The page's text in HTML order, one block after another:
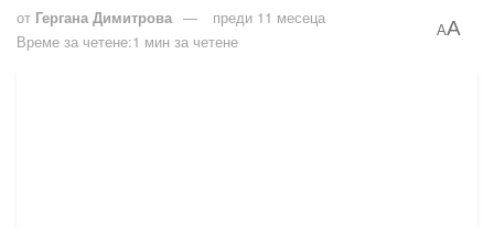
от Гергана Димитрова
преди 11 месеца
Време за четене:1 мин за четене
AA